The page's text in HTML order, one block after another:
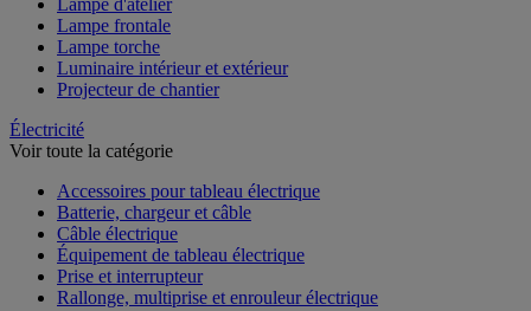
Lampe frontale
Lampe torche
Luminaire intérieur et extérieur
Projecteur de chantier
Électricité
Voir toute la catégorie
Accessoires pour tableau électrique
Batterie, chargeur et câble
Câble électrique
Équipement de tableau électrique
Prise et interrupteur
Rallonge, multiprise et enrouleur électrique